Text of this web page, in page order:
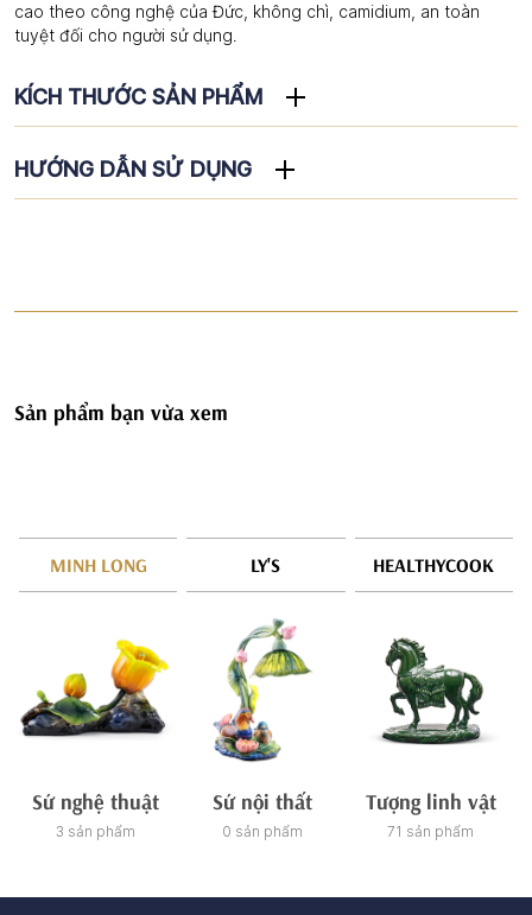
cao theo công nghệ của Đức, không chì, camidium, an toàn
tuyệt đối cho người sử dụng.
KÍCH THƯỚC SẢN PHẨM
HƯỚNG DẪN SỬ DỤNG
Sản phẩm bạn vừa xem
MINH LONG LY'S HEALTHYCOOK
Sứ nghệ thuật
3 sản phẩm
Sứ nội thất
0 sản phẩm
Tượng linh vật
71 sản phẩm